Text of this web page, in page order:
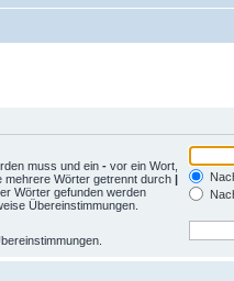
muss und ein - vor ein Wort,
mehrere Wörter getrennt durch |
Wörter gefunden werden
Übereinstimmungen.